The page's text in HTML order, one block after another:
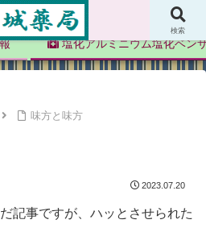
新城薬局
塩化アルミニウム塩化ベン
味方と味方
2023.07.20
記事ですが、ハッとさせられた
検索